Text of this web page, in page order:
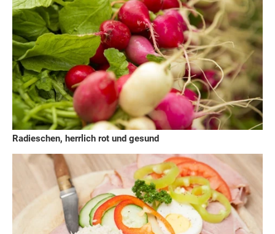
Radieschen, herrlich rot und gesund